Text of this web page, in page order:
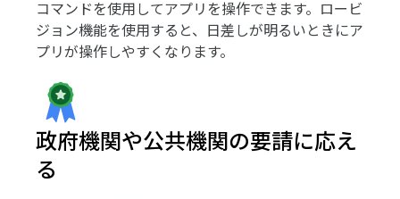
コマンドを使用してアプリを操作できます。ロービ
ジョン機能を使用すると、日差しが明るいときにア
プリが操作しやすくなります。
政府機関や公共機関の要請に応え
る